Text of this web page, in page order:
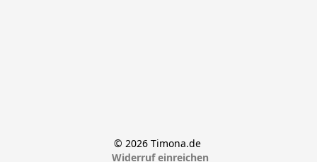
© 2026 Timona.de
Widerruf einreichen